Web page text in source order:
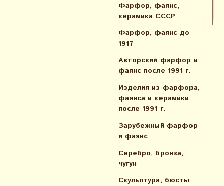
Фарфор, фаянс,
керамика СССР
Фарфор, фаянс до
1917
Авторский фарфор и
фаянс после 1991 г.
Изделия из фарфора,
фаянса и керамики
после 1991 г.
Зарубежный фарфор
и фаянс
Серебро, бронза,
чугун
Скульптура, бюсты